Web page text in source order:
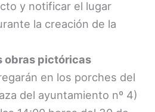
y notificar el lugar
la creación de la
obras pictóricas
en los porches del
del ayuntamiento nº 4)